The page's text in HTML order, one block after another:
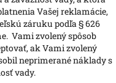
Vašej reklamácie,
záruku podľa § 626
Vami zvolený spôsob
ak Vami zvolený
neprimerané náklady s
vady.